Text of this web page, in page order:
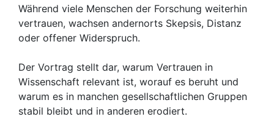
Während viele Menschen der Forschung weiterhin
vertrauen, wachsen andernorts Skepsis, Distanz
oder offener Widerspruch.
Der Vortrag stellt dar, warum Vertrauen in
Wissenschaft relevant ist, worauf es beruht und
warum es in manchen gesellschaftlichen Gruppen
stabil bleibt und in anderen erodiert.